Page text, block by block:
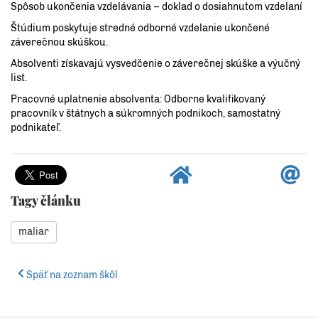
Spôsob ukončenia vzdelávania – doklad o dosiahnutom vzdelaní
Štúdium poskytuje stredné odborné vzdelanie ukončené
záverečnou skúškou.
Absolventi získavajú vysvedčenie o záverečnej skúške a výučný
list.
Pracovné uplatnenie absolventa: Odborne kvalifikovaný
pracovník v štátnych a súkromných podnikoch, samostatný
podnikateľ.
Tagy článku
maliar
Späť na zoznam škôl